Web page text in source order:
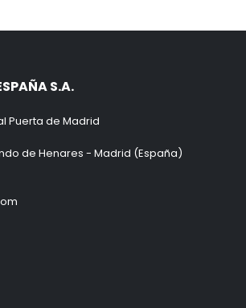
S.A.
Puerta de Madrid
de Henares - Madrid (España)